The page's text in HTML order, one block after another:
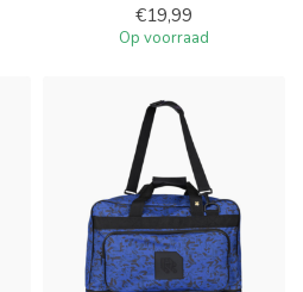
€19,99
Op voorraad